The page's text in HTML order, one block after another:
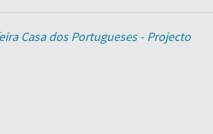
Casa dos Portugueses - Projecto
que o/os convidamos a visitar o